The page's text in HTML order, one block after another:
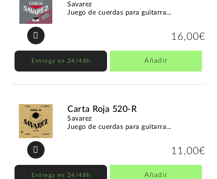
Savarez
Juego de cuerdas para guitarra...
16,00€
Entrega en 24/48h Añadir
Carta Roja 520-R
Savarez
Juego de cuerdas para guitarra...
11,00€
Entrega en 24/48h Añadir